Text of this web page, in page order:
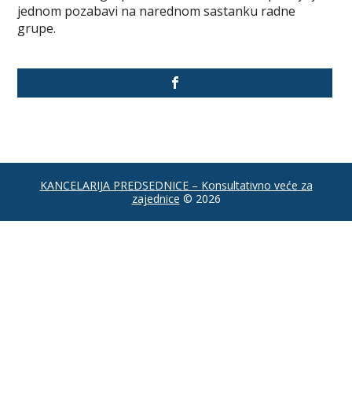
jednom pozabavi na narednom sastanku radne
grupe.
KANCELARIJA PREDSEDNICE – Konsultativno veće za
zajednice © 2026